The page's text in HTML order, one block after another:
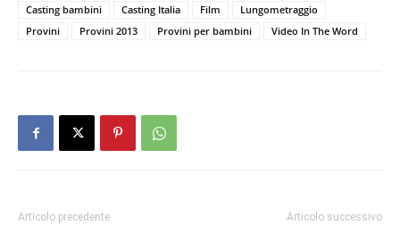
Casting bambini
Casting Italia Film
Lungometraggio
Provini
Provini 2013 Provini per bambini Video In The Word
Articolo precedente Articolo successivo